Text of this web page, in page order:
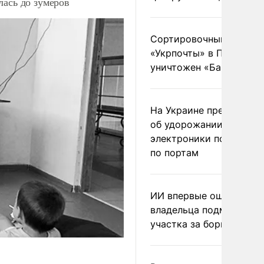
Сортировочный пункт
«Укрпочты» в
уничтожен
На Украине
об удорожании
электроники после
по портам
ИИ впервые
владельца
участка за борщевик